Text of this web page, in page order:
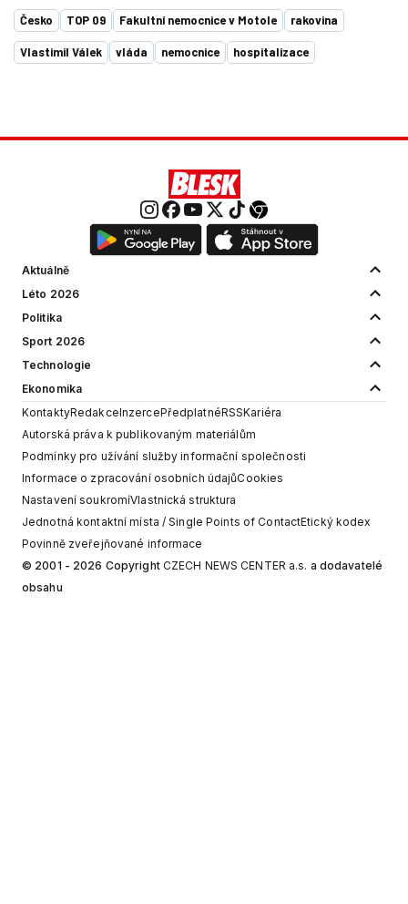
Česko TOP 09 Fakultní nemocnice v Motole rakovina
Vlastimil Válek vláda nemocnice hospitalizace
Aktuálně
Léto 2026
Politika
Sport 2026
Technologie
Ekonomika
KontaktyRedakceInzercePředplatnéRSSKariéra
Autorská práva k publikovaným materiálům
Podmínky pro užívání služby informační společnosti
Informace o zpracování osobních údajůCookies
Nastavení soukromíVlastnická struktura
Jednotná kontaktní místa / Single Points of ContactEtický kodex
Povinně zveřejňované informace
© 2001 - 2026 Copyright CZECH NEWS CENTER a.s. a dodavatelé
obsahu